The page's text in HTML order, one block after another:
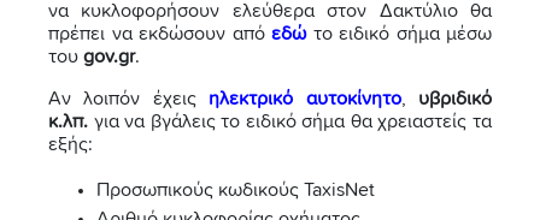
να κυκλοφορήσουν ελεύθερα στον Δακτύλιο θα
πρέπει να εκδώσουν από εδώ το ειδικό σήμα μέσω
του gov.gr.
Αν λοιπόν έχεις ηλεκτρικό αυτοκίνητο, υβριδικό
κ.λπ. για να βγάλεις το ειδικό σήμα θα χρειαστείς τα
εξής:
Προσωπικούς κωδικούς TaxisNet